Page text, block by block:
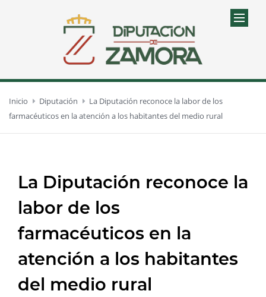
Inicio Diputación
La Diputación reconoce la labor de los
farmacéuticos en la atención a los habitantes del medio rural
La Diputación reconoce la
labor de los
farmacéuticos en la
atención a los habitantes
del medio rural